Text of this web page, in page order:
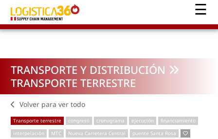
TRANSPORTE Y DISTRIBUCIÓN
TRANSPORTE TERRESTRE
Volver para ver todo
Transporte terrestre congreso cronograma ejecución
financiamiento
interpelación
MTC Nueva Carretera Central puente Santa Rosa